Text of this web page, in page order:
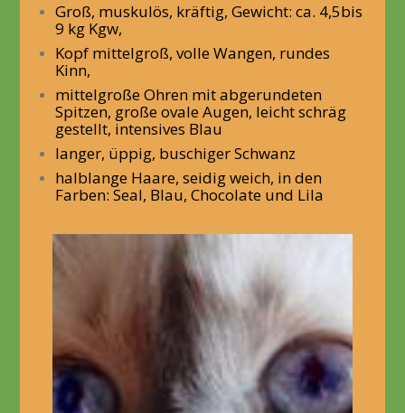
Groß, muskulös, kräftig, Gewicht: ca. 4,5bis
9 kg Kgw,
Kopf mittelgroß, volle Wangen, rundes
Kinn,
mittelgroße Ohren mit abgerundeten
Spitzen, große ovale Augen, leicht schräg
gestellt, intensives Blau
langer, üppig, buschiger Schwanz
halblange Haare, seidig weich, in den
Farben: Seal, Blau, Chocolate und Lila